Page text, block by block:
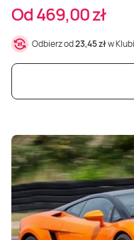
Od 469,00 zł
Odbierz od23,45 złw